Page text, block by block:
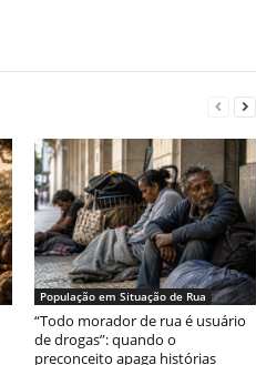
População em Situação de Rua
“Todo morador de rua é usuário
de drogas”: quando o
preconceito apaga histórias